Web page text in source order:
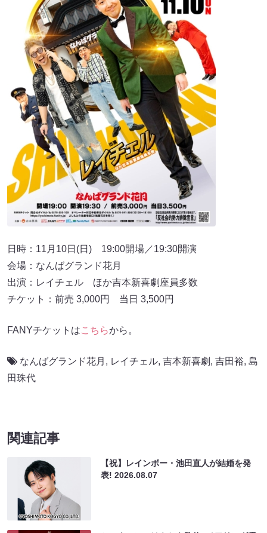
日時：11月10日(日) 19:00開場／19:30開演
会場：なんばグランド花月
出演：レイチェル ほか吉本新喜劇座員多数
チケット：前売 3,000円 当日 3,500円
FANYチケットはこちらから。
なんばグランド花月 , レイチェル, 吉本新喜劇 , 吉田裕, 島
田珠代
関連記事
【祝】レインボー・池田直人が結婚を発
表!2026.08.07